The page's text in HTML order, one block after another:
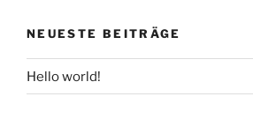
NEUESTE BEITRÄGE
Hello world!